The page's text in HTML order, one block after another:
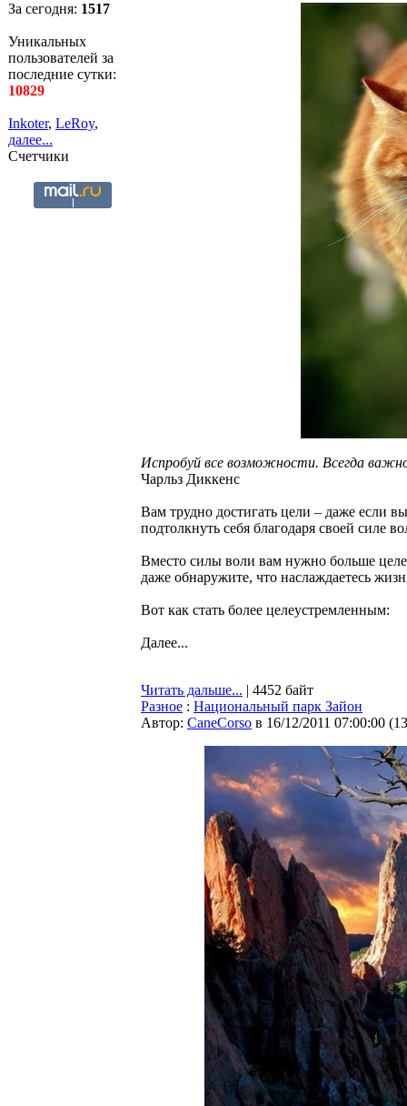
За сегодня: 1517
Уникальных
пользователей за
последние сутки:
10829
Inkoter, LeRoy,
далее...
Счетчики
Испробуй все возможности. Всегда
Чарльз Диккенс
Вам трудно достигать цели – даже если
подтолкнуть себя благодаря своей силе
Вместо силы воли вам нужно больше
даже обнаружите, что наслаждаетесь
Вот как стать более целеустремленным:
Далее...
Читать дальше... | 4452 байт
Разное : Национальный парк Зайон
Автор: CaneCorso в 16/12/2011 07:00:00 (